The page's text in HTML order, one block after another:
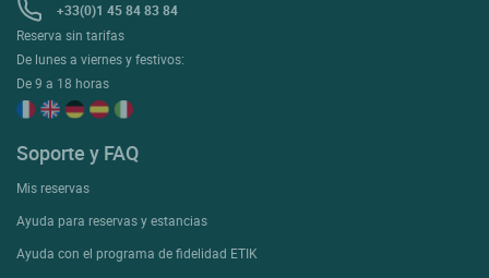
+33(0)1 45 84 83 84
Reserva sin tarifas
De lunes a viernes y festivos:
De 9 a 18 horas
Soporte y FAQ
Mis reservas
Ayuda para reservas y estancias
Ayuda con el programa de fidelidad ETIK